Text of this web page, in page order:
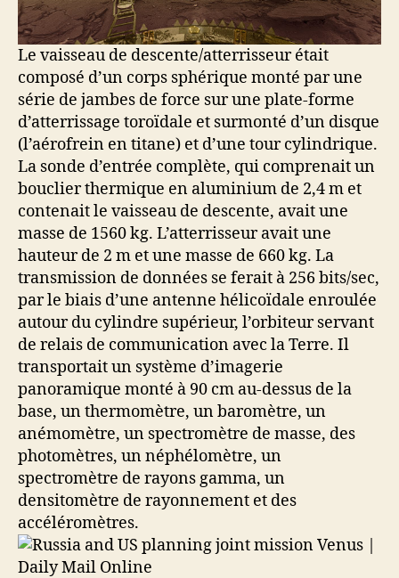
Le vaisseau de descente/atterrisseur était
composé d’un corps sphérique monté par une
série de jambes de force sur une plate-forme
d’atterrissage toroïdale et surmonté d’un disque
(l’aérofrein en titane) et d’une tour cylindrique.
La sonde d’entrée complète, qui comprenait un
bouclier thermique en aluminium de 2,4 m et
contenait le vaisseau de descente, avait une
masse de 1560 kg. L’atterrisseur avait une
hauteur de 2 m et une masse de 660 kg. La
transmission de données se ferait à 256 bits/sec,
par le biais d’une antenne hélicoïdale enroulée
autour du cylindre supérieur, l’orbiteur servant
de relais de communication avec la Terre. Il
transportait un système d’imagerie
panoramique monté à 90 cm au-dessus de la
base, un thermomètre, un baromètre, un
anémomètre, un spectromètre de masse, des
photomètres, un néphélomètre, un
spectromètre de rayons gamma, un
densitomètre de rayonnement et des
accéléromètres.